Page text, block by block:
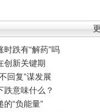
时跌有“解药”吗
创新关键期
回复”谋发展
跌意味什么？
“负能量”